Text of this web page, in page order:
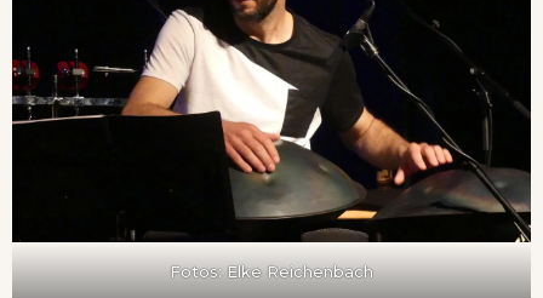
Fotos: Elke Reichenbach